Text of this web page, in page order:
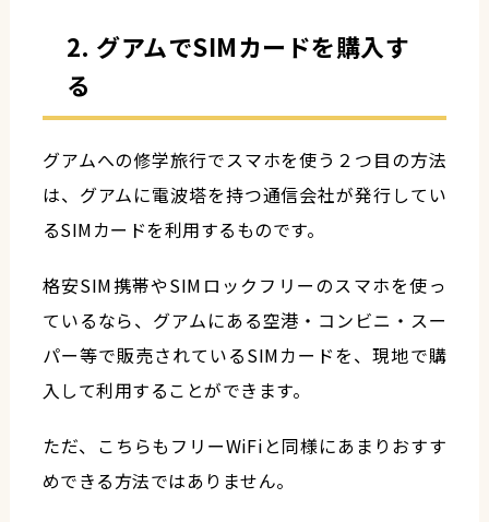
2. グアムでSIMカードを購入す
る
グアムへの修学旅行でスマホを使う２つ目の方法
は、グアムに電波塔を持つ通信会社が発行してい
るSIMカードを利用するものです。
格安SIM携帯やSIMロックフリーのスマホを使っ
ているなら、グアムにある空港・コンビニ・スー
パー等で販売されているSIMカードを、現地で購
入して利用することができます。
ただ、こちらもフリーWiFiと同様にあまりおすす
めできる方法ではありません。